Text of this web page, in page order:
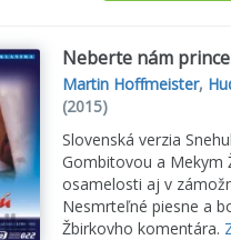
Neberte nám
Martin Hoffmeister,
(2015)
Slovenská verzia
Gombitovou a Mekym
osamelosti aj v
Nesmrteľné piesne a
Žbirkovho komentára.